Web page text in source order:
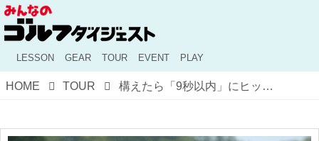
LESSON GEAR TOUR EVENT PLAY
HOME TOUR 構えたら「9秒以内」にヒットする！ 男女のパット巧者・谷口徹と鈴木愛の共通点